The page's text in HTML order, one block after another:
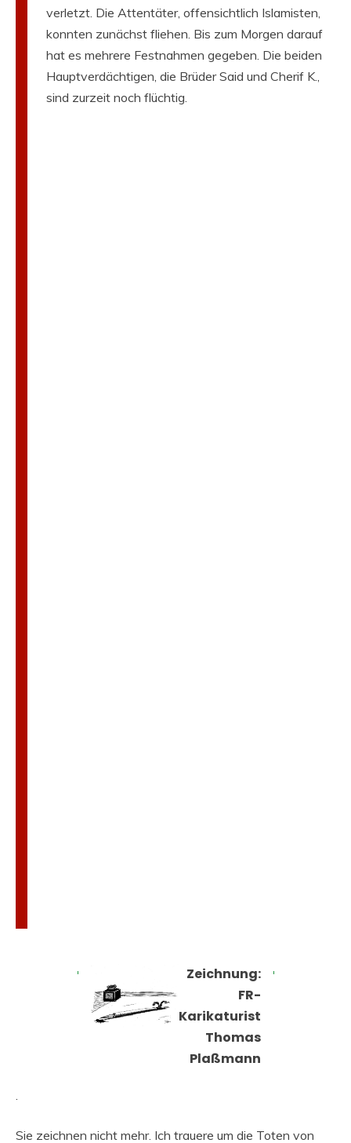
verletzt. Die Attentäter, offensichtlich Islamisten,
konnten zunächst fliehen. Bis zum Morgen darauf
hat es mehrere Festnahmen gegeben. Die beiden
Hauptverdächtigen, die Brüder Said und Cherif K.,
sind zurzeit noch flüchtig.
Zeichnung:
FR-
Karikaturist
Thomas
Plaßmann
.
Sie zeichnen nicht mehr. Ich trauere um die Toten von